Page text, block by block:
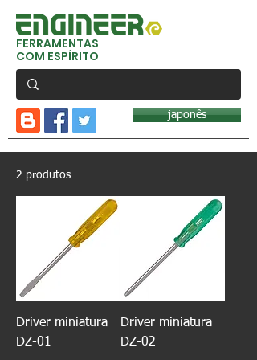
FERRAMENTAS
COM ESPÍRITO
japonês
2 produtos
Driver miniatura
DZ-01
Driver miniatura
DZ-02